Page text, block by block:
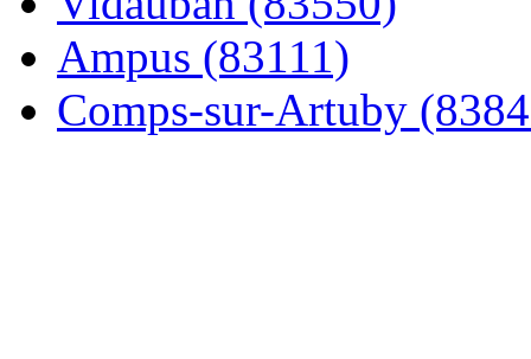
Ampus (83111)
Comps-sur-Artuby